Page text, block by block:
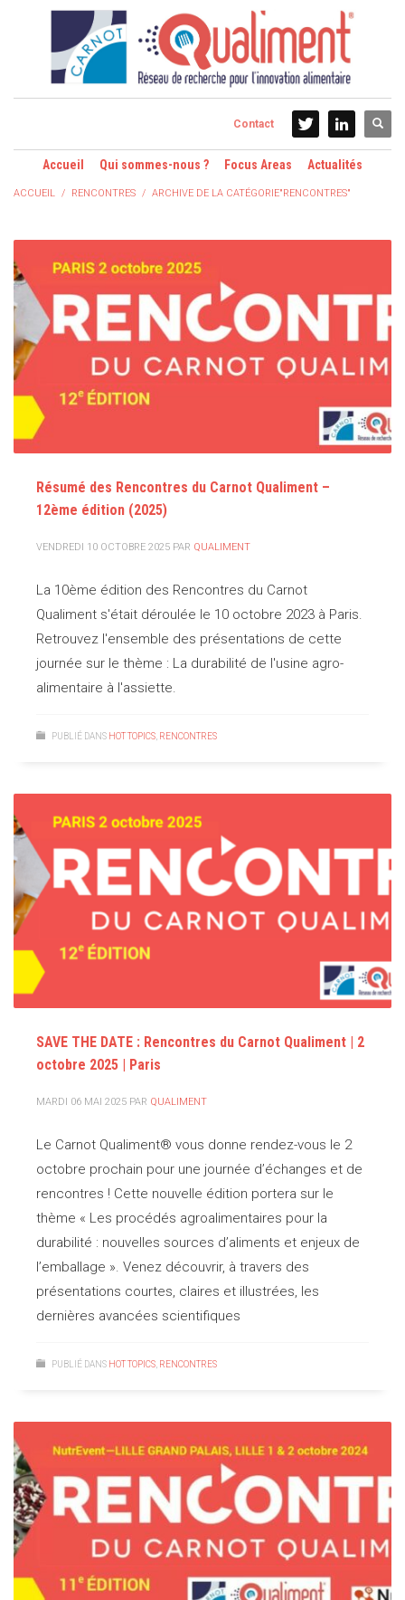
Contact
Accueil Qui sommes-nous ? Focus Areas Actualités
ACCUEIL RENCONTRES ARCHIVE DE LA CATÉGORIE"RENCONTRES"
Résumé des Rencontres du Carnot Qualiment –
12ème édition (2025)
VENDREDI 10 OCTOBRE 2025 PAR QUALIMENT
La 10ème édition des Rencontres du Carnot
Qualiment s'était déroulée le 10 octobre 2023 à Paris.
Retrouvez l'ensemble des présentations de cette
journée sur le thème : La durabilité de l'usine agro-
alimentaire à l'assiette.
PUBLIÉ DANS HOT TOPICS, RENCONTRES
SAVE THE DATE : Rencontres du Carnot Qualiment | 2
octobre 2025 | Paris
MARDI 06 MAI 2025 PAR QUALIMENT
Le Carnot Qualiment® vous donne rendez-vous le 2
octobre prochain pour une journée d’échanges et de
rencontres ! Cette nouvelle édition portera sur le
thème « Les procédés agroalimentaires pour la
durabilité : nouvelles sources d’aliments et enjeux de
l’emballage ». Venez découvrir, à travers des
présentations courtes, claires et illustrées, les
dernières avancées scientifiques
PUBLIÉ DANS HOT TOPICS RENCONTRES